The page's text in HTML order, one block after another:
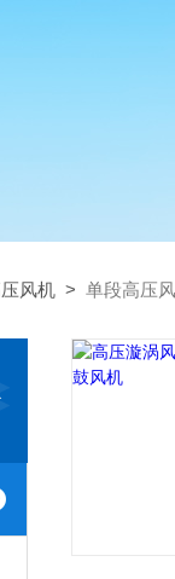
风机 > 单段高压